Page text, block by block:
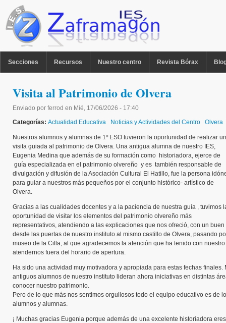
Pasar al contenido principal
Secciones Recursos Nuestro centro Revista Bórax
Visita al Patrimonio de Olvera
Enviado por ferrod en Mié, 17/06/2026 - 17:40
Categorías: Actualidad Educativa Noticias y Actividades del Centro Olvera
Nuestros alumnos y alumnas de 1º ESO tuvieron la oportunidad de realizar
visita guiada al patrimonio de Olvera. Una antigua alumna de nuestro IES,
Eugenia Medina que además de su formación como historiadora, ejerce de
guía especializada en el patrimonio olvereño y es también responsable de
divulgación y difusión de la Asociación Cultural El Hatillo, fue la persona
para guiar a nuestros más pequeños por el conjunto histórico- artístico de
Olvera.
Gracias a las cualidades docentes y a la paciencia de nuestra guía , tuvimos
oportunidad de visitar los elementos del patrimonio olvereño más
representativos, atendiendo a las explicaciones que nos ofreció, con un
desde las puertas de nuestro instituto al mismo castillo de Olvera, pasando
museo de la Cilla, al que agradecemos la atención que ha tenido con
atendernos fuera del horario de apertura.
Ha sido una actividad muy motivadora y apropiada para estas fechas
antiguos alumnos de nuestro instituto lideran ahora iniciativas en distintas
conocer nuestro patrimonio.
Pero de lo que más nos sentimos orgullosos todo el equipo educativo es de
alumnos y alumnas.
¡ Muchas gracias Eugenia porque además de una excelente historiadora